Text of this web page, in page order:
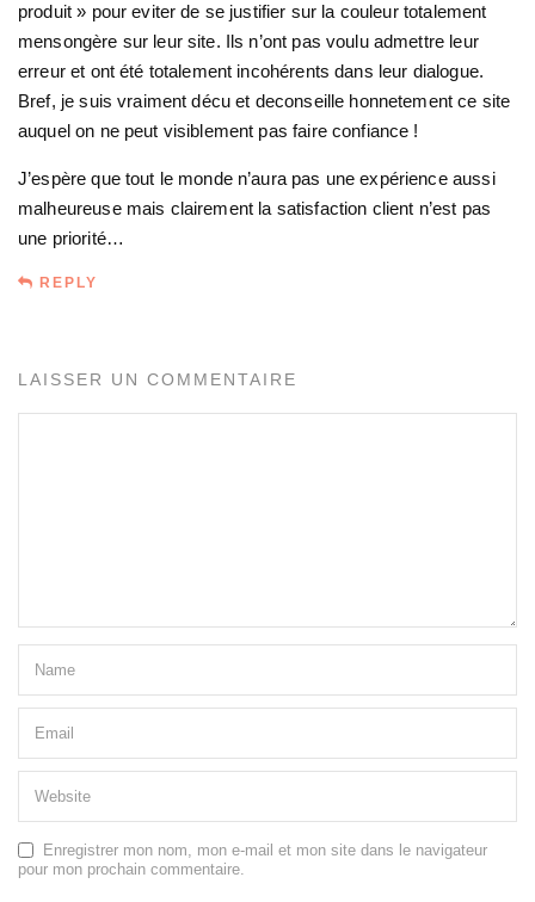
produit » pour eviter de se justifier sur la couleur totalement
mensongère sur leur site. Ils n’ont pas voulu admettre leur
erreur et ont été totalement incohérents dans leur dialogue.
Bref, je suis vraiment décu et deconseille honnetement ce site
auquel on ne peut visiblement pas faire confiance !
J’espère que tout le monde n’aura pas une expérience aussi
malheureuse mais clairement la satisfaction client n’est pas
une priorité…
REPLY
LAISSER UN COMMENTAIRE
Enregistrer mon nom, mon e-mail et mon site dans le navigateur
pour mon prochain commentaire.